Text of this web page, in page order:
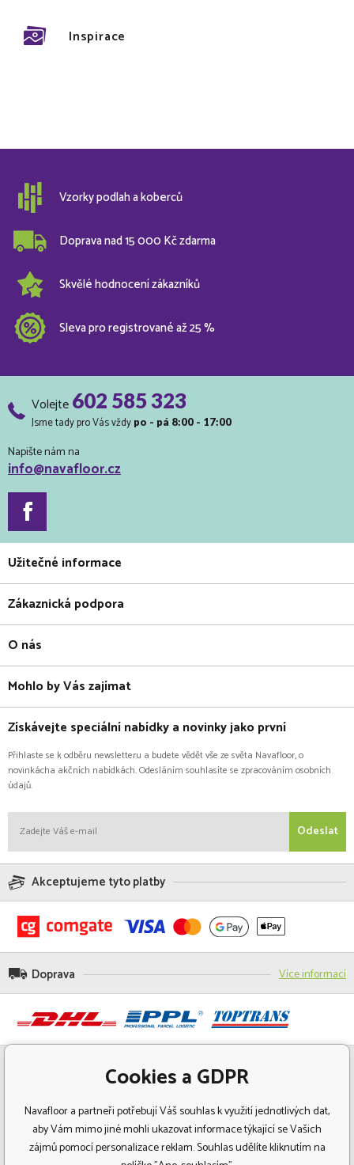
Inspirace
Vzorky podlah a koberců
Doprava nad 15 000 Kč zdarma
Skvělé hodnocení zákazníků
Sleva pro registrované až 25 %
Volejte602 585 323
Jsme tady pro Vás vždy po - pá 8:00 - 17:00
Napište nám na
info@navafloor.cz
Užitečné informace
Zákaznická podpora
O nás
Mohlo by Vás zajímat
Získávejte speciální nabídky a novinky jako první
Přihlaste se k odběru newsletteru a budete vědět vše ze světa Navafloor, o
novinkácha akčních nabídkách. Odesláním souhlasíte se zpracováním osobních
údajů.
Odeslat
Akceptujeme tyto platby
Doprava Více informací
Cookies a GDPR
Navafloor a partneři potřebují Váš souhlas k využití jednotlivých dat,
aby Vám mimo jiné mohli ukazovat informace týkající se Vašich
zájmů pomocí personalizace reklam. Souhlas udělíte kliknutím na